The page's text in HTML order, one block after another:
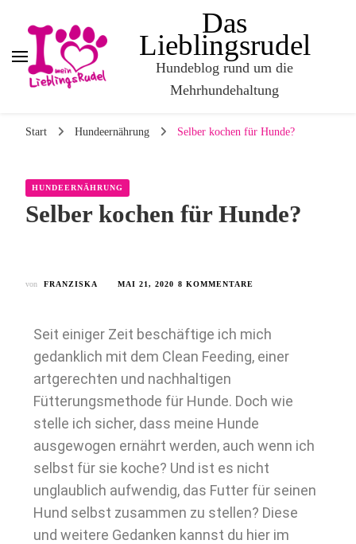
Das
Lieblingsrudel
Hundeblog rund um die
Mehrhundehaltung
Start Hundeernährung Selber kochen für Hunde?
HUNDEERNÄHRUNG
Selber kochen für Hunde?
von FRANZISKA MAI 21, 2020 8 KOMMENTARE
Seit einiger Zeit beschäftige ich mich
gedanklich mit dem Clean Feeding, einer
artgerechten und nachhaltigen
Fütterungsmethode für Hunde. Doch wie
stelle ich sicher, dass meine Hunde
ausgewogen ernährt werden, auch wenn ich
selbst für sie koche? Und ist es nicht
unglaublich aufwendig, das Futter für seinen
Hund selbst zusammen zu stellen? Diese
und weitere Gedanken kannst du hier im